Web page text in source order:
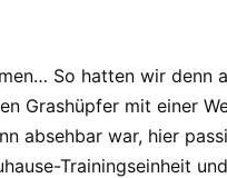
So hatten wir denn
Grashüpfer mit einer
absehbar war, hier
Trainingseinheit